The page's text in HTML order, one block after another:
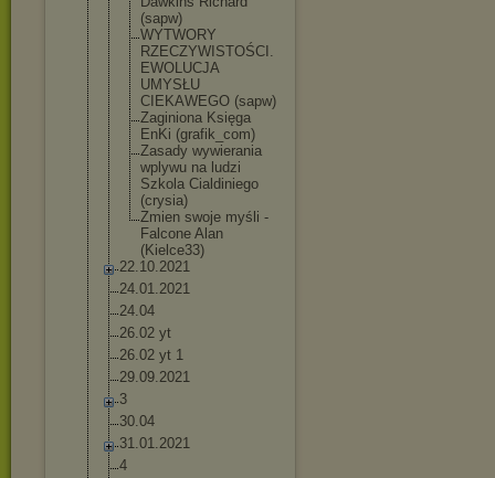
(sapw)
WYTWORY
RZECZYWISTOŚCI.
EWOLUCJA
UMYSŁU
CIEKAWEGO (sapw)
Zaginiona Księga
EnKi (grafik_com)
Zasady wywierania
wplywu na ludzi
Szkola Cialdiniego
(crysia)
Zmien swoje myśli -
Falcone Alan
(Kielce33)
22.10.2021
24.01.2021
24.04
26.02 yt
26.02 yt 1
29.09.2021
3
30.04
31.01.2021
4